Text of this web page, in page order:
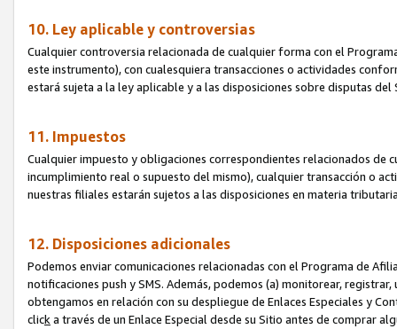
10. Ley aplicable y controversias
Cualquier controversia relacionada de cualquier forma con el
este instrumento), con cualesquiera transacciones o actividades
estará sujeta a la ley aplicable y a las disposiciones sobre disputas
11. Impuestos
Cualquier impuesto y obligaciones correspondientes relacionados de
incumplimiento real o supuesto del mismo), cualquier transacción o
nuestras filiales estarán sujetos a las disposiciones en materia
12. Disposiciones adicionales
Podemos enviar comunicaciones relacionadas con el Programa de
notificaciones push y SMS. Además, podemos (a) monitorear,
obtengamos en relación con su despliegue de Enlaces Especiales y
clicka través de un Enlace Especial desde su Sitio antes de comprar